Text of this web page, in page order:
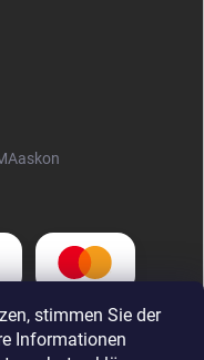
stimmen Sie der
Informationen